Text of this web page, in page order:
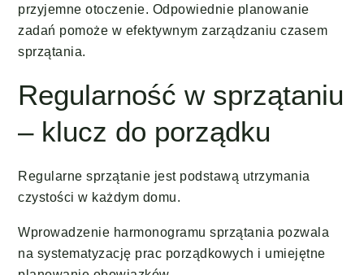
przyjemne otoczenie. Odpowiednie planowanie
zadań pomoże w efektywnym zarządzaniu czasem
sprzątania.
Regularność w sprzątaniu
– klucz do porządku
Regularne sprzątanie jest podstawą utrzymania
czystości w każdym domu.
Wprowadzenie harmonogramu sprzątania pozwala
na systematyzację prac porządkowych i umiejętne